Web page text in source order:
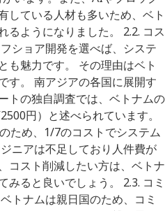
している人材も多いため、ベト
るようになりました。 2.2. コス
ショア開発を選べば、システ
も魅力です。 その理由はベト
す。 南アジアの各国に展開す
トの独自調査では、ベトナムの
円）と述べられています。
ため、1/7のコストでシステム
ニアは不足しており人件費が
コスト削減したい方は、ベトナ
みると良いでしょう。 2.3. コミ
トナムは親日国のため、コミ